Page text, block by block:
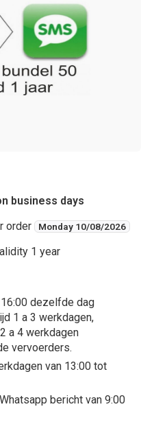
business days
order
Monday 10/08/2026
1 year
dezelfde dag
1 a 3 werkdagen,
a 4 werkdagen
vervoerders.
van 13:00 tot
bericht van 9:00